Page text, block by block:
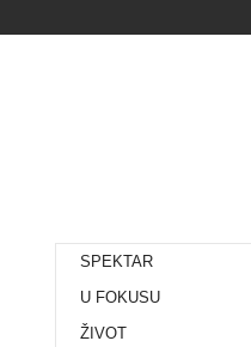
SPEKTAR
U FOKUSU
ŽIVOT